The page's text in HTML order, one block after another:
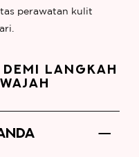
perawatan kulit
LANGKAH